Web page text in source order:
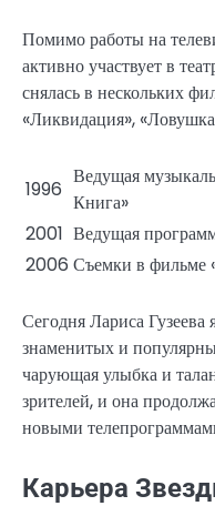
Помимо работы на
активно участвует в
снялась в нескольких
«Ликвидация»,
1996
Ведущая
Книга»
2001 Ведущая
2006 Съемки в фильме
Сегодня Лариса Гузеева
знаменитых и
чарующая улыбка и
зрителей, и она
новыми
Карьера